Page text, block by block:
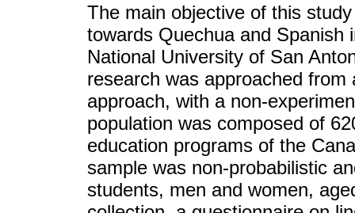
The main objective of this
towards Quechua and Spanish
National University of San
research was approached
approach, with a non-
population was composed of
education programs of the
sample was non-probabilistic
students, men and women,